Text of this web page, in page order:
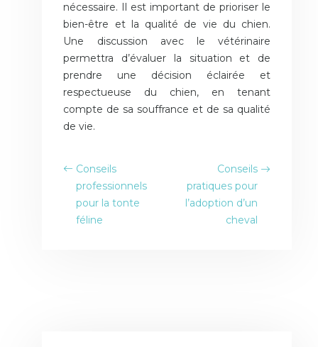
nécessaire. Il est important de prioriser le
bien-être et la qualité de vie du chien.
Une discussion avec le vétérinaire
permettra d’évaluer la situation et de
prendre une décision éclairée et
respectueuse du chien, en tenant
compte de sa souffrance et de sa qualité
de vie.
Conseils
professionnels
pour la tonte
féline
Conseils
pratiques pour
l’adoption d’un
cheval